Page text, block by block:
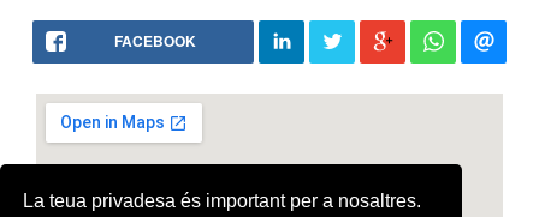
La teua privadesa és important per a nosaltres.
FACEBOOK